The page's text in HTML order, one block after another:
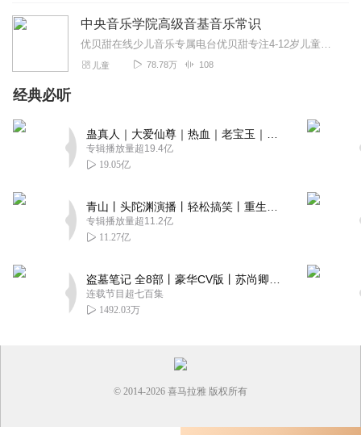
中央音乐学院高级音基音乐常识
优贝甜在线少儿音乐专属电台优贝甜专注4-12岁儿童学习音乐基础知识、音乐启蒙、儿童在线作曲班、声乐课的在线教育..全国的小朋友们快快加入我们吧
儿童 78.78万 108
经典必听
专辑播放量超19.4亿
19.05亿
专辑播放量超11.2亿
11.27亿
连载节目超七百集
1492.03万
© 2014-2026 喜马拉雅 版权所有